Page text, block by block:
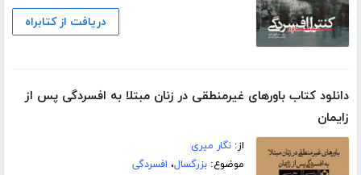
دریافت از کتابراه
دانلود کتاب باور‌های غیرمنطقی در زنان مبتلا به افسردگی پس از
زایمان
از:نگار میری
موضوع:بزرگسال، افسردگی